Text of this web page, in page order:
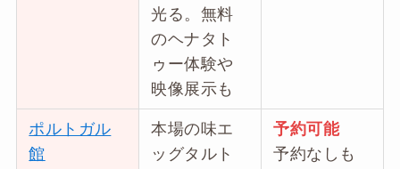
光る。無料
のヘナタト
ゥー体験や
映像展示も
ポルトガル
館
本場の味エ
ッグタルト
予約可能
予約なしも